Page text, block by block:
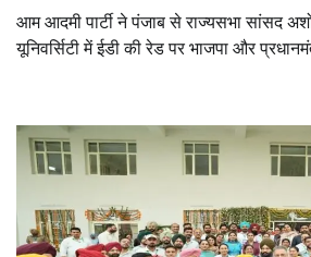
आम आदमी पार्टी ने पंजाब से राज्यसभा सांसद
यूनिवर्सिटी में ईडी की रेड पर भाजपा और